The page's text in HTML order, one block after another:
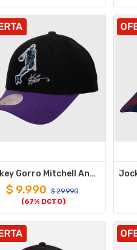
Jockey Gorro Mitchell And Ness Highlights Real Raptors Vince Carter
$ 9.990 $29.990
(67% DCTO)